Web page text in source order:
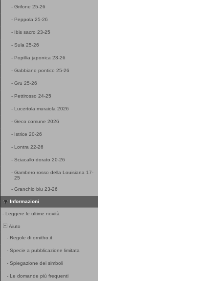
- Grifone 25-26
- Peppola 25-26
- Ibis sacro 23-25
- Sula 25-26
- Popillia japonica 23-26
- Gabbiano pontico 25-26
- Gru 25-26
- Pettirosso 24-25
- Lucertola muraiola 2026
- Geco comune 2026
- Istrice 20-26
- Lontra 22-26
- Sciacallo dorato 20-26
- Gambero rosso della Louisiana 17-
25
- Granchio blu 23-26
Informazioni
- Leggere le ultime novità
Aiuto
- Regole di ornitho.it
- Specie a pubblicazione limitata
- Spiegazione dei simboli
- Le domande più frequenti